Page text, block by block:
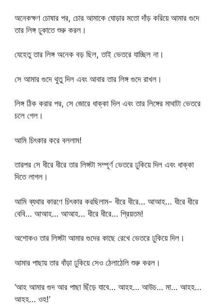
অনেকক্ষণ চোষার পর, চোর আমাকে ঘোড়ার মতো দাঁড় করিয়ে আমার গুদে
তার লিঙ্গ ঢুকাতে শুরু করল।
যেহেতু তার লিঙ্গ অনেক বড় ছিল, তাই ভেতরে যাচ্ছিল না।
সে আমার গুদে থুতু দিল এবং আবার তার লিঙ্গ গুদে রাখল।
লিঙ্গ ঠিক করার পর, সে জোরে ধাক্কা দিল এবং তার লিঙ্গের মাথাটা ভেতরে
চলে গেল।
আমি চিৎকার করে বললাম!
তারপর সে ধীরে ধীরে তার লিঙ্গটা সম্পূর্ণ ভেতরে ঢুকিয়ে দিল এবং ধাক্কা
দিতে লাগল।
আমি ব্যথার কারণে চিৎকার করছিলাম- ধীরে ধীরে… আআহ… ধীরে ধীরে
বেবি… আআহ… আআহ… ধীরে ধীরে… প্রিয়তম!
অশোকও তার লিঙ্গটা আমার গুদের কাছে রেখে ভেতরে ঢুকিয়ে দিল।
আমার পাছায় তার বাঁড়া ঢুকিয়ে সেও ঠেলাঠেলি শুরু করল।
‘আহ আমার গুদ আর পাছা ছিঁড়ে যাবে… আহহ… আউচ… মা… আহহ…
আহহ… ওহ!’